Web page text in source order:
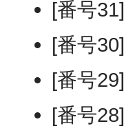
[番号31]
[番号30]
[番号29]
[番号28]